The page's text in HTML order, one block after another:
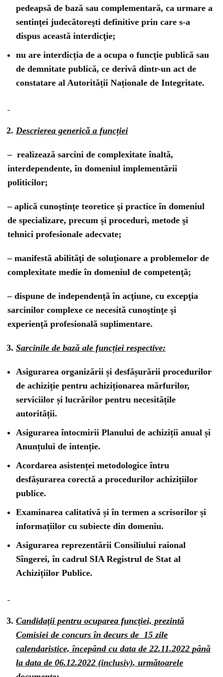
pedeapsă de bază sau complementară, ca urmare a
sentinţei judecătoreşti definitive prin care s-a
dispus această interdicţie;
nu are interdicția de a ocupa o funcţie publică sau
de demnitate publică, ce derivă dintr-un act de
constatare al Autorității Naționale de Integritate.
Descrierea generică a funcției
– realizează sarcini de complexitate înaltă,
interdependente, în domeniul implementării
politicilor;
– aplică cunoştinţe teoretice şi practice în domeniul
de specializare, precum şi proceduri, metode şi
tehnici profesionale adecvate;
– manifestă abilităţi de soluţionare a problemelor de
complexitate medie în domeniul de competenţă;
– dispune de independenţă în acţiune, cu excepţia
sarcinilor complexe ce necesită cunoştinţe şi
experienţă profesională suplimentare.
Sarcinile de bază ale funcției respective:
Asigurarea organizării și desfășurării procedurilor
de achiziție pentru achiziționarea mărfurilor,
serviciilor și lucrărilor pentru necesitățile
autorității.
Asigurarea întocmirii Planului de achiziții anual și
Anunțului de intenție.
Acordarea asistenței metodologice întru
desfășurarea corectă a procedurilor achizițiilor
publice.
Examinarea calitativă și în termen a scrisorilor și
informațiilor cu subiecte din domeniu.
Asigurarea reprezentării Consiliului raional
Sîngerei, în cadrul SIA Registrul de Stat al
Achizițiilor Publice.
Candidaţii pentru ocuparea funcţiei, prezintă
Comisiei de concurs în decurs de 15 zile
calendaristice, începând cu data de 22.11.2022 până
la data de 06.12.2022 (inclusiv), următoarele